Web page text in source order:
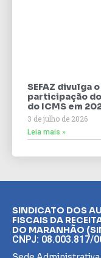
SEFAZ divulga
participação
do ICMS em
3 de julho de 2026
Leia mais »
SINDICATO DOS
FISCAIS DA
DO MARANHÃO
CNPJ: 08.003.817/